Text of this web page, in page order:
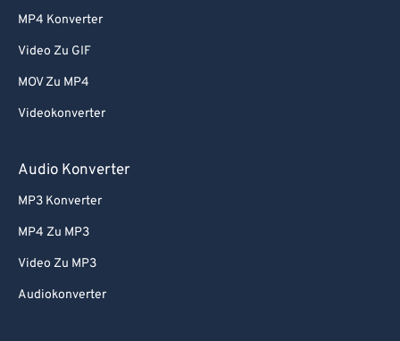
MP4 Konverter
Video Zu GIF
MOV Zu MP4
Videokonverter
Audio Konverter
MP3 Konverter
MP4 Zu MP3
Video Zu MP3
Audiokonverter